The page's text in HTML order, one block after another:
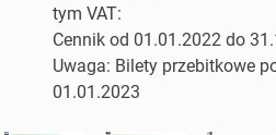
tym VAT:
Cennik od 01.01.2022 do
Uwaga: Bilety przebitkowe
01.01.2023